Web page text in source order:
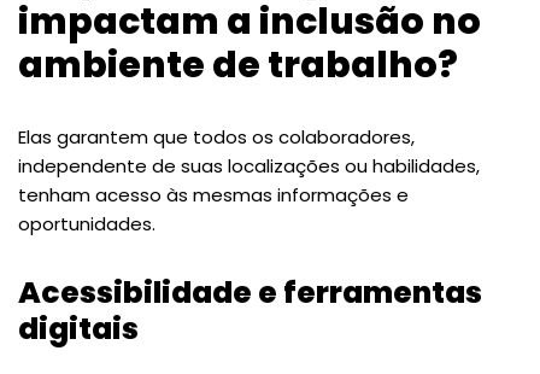
impactam a inclusão no
ambiente de trabalho?
Elas garantem que todos os colaboradores,
independente de suas localizações ou habilidades,
tenham acesso às mesmas informações e
oportunidades.
Acessibilidade e ferramentas
digitais